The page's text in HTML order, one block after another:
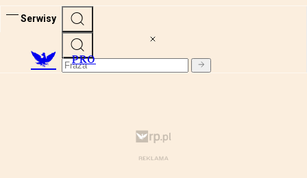
Serwisy
PRO